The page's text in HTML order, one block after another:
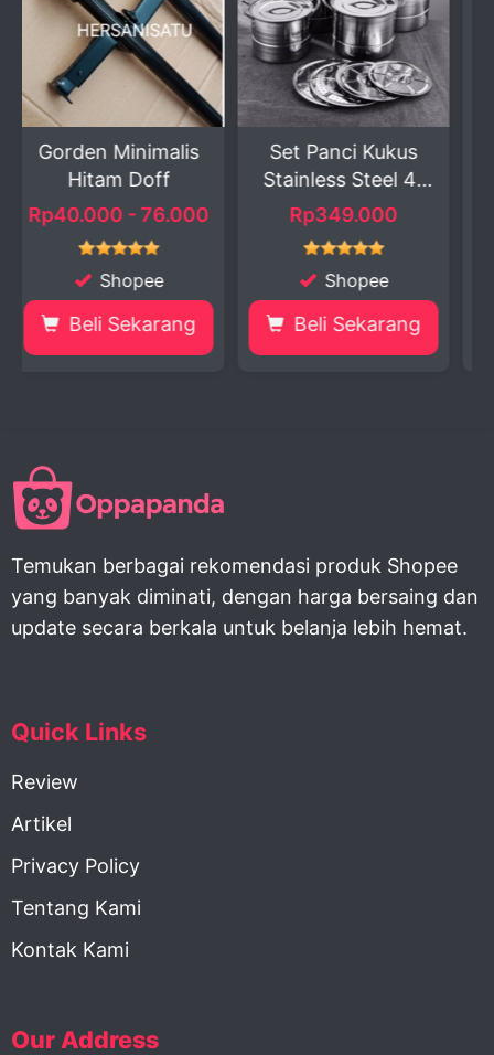
Set Panci Kukus
Stainless Steel 4-
in...
Rp349.000
Shopee
Beli Sekarang
Trio Rio
Tupperware:
Penyimpan...
Rp65.000
Shopee
Beli Sekarang
Temukan berbagai rekomendasi produk Shopee
yang banyak diminati, dengan harga bersaing dan
update secara berkala untuk belanja lebih hemat.
Quick Links
Review
Artikel
Privacy Policy
Tentang Kami
Kontak Kami
Our Address